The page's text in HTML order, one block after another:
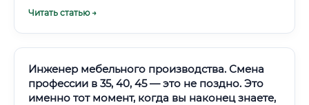
работодателя: ✅ Наиболее выгодные условия — работа
Читать статью →
Инженер мебельного производства. Смена
профессии в 35, 40, 45 — это не поздно. Это
именно тот момент, когда вы наконец знаете,